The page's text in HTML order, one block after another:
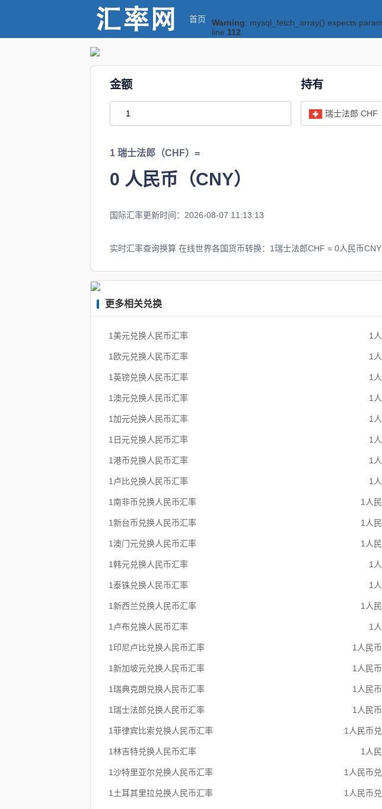
首页 Warning: mysql_fetch_array() expects
line 112
金额 持有
瑞士法郎 CHF
1 瑞士法郎（CHF）=
0 人民币（CNY）
国际汇率更新时间：2026-08-07 11:13:13
实时汇率查询换算 在线世界各国货币转换：1瑞士法郎CHF = 0人民币CNY
更多相关兑换
1美元兑换人民币汇率 1
1欧元兑换人民币汇率 1
1英镑兑换人民币汇率 1
1澳元兑换人民币汇率 1
1加元兑换人民币汇率 1
1日元兑换人民币汇率 1
1港币兑换人民币汇率 1
1卢比兑换人民币汇率 1
1南非币兑换人民币汇率 1人
1新台币兑换人民币汇率 1人
1澳门元兑换人民币汇率 1人
1韩元兑换人民币汇率 1
1泰铢兑换人民币汇率 1
1新西兰兑换人民币汇率 1人
1卢布兑换人民币汇率 1
1印尼卢比兑换人民币汇率 1人民
1新加坡元兑换人民币汇率 1人民
1瑞典克朗兑换人民币汇率 1人民
1瑞士法郎兑换人民币汇率 1人民
1菲律宾比索兑换人民币汇率 1人民币
1林吉特兑换人民币汇率 1人
1沙特里亚尔兑换人民币汇率 1人民币
1土耳其里拉兑换人民币汇率 1人民币